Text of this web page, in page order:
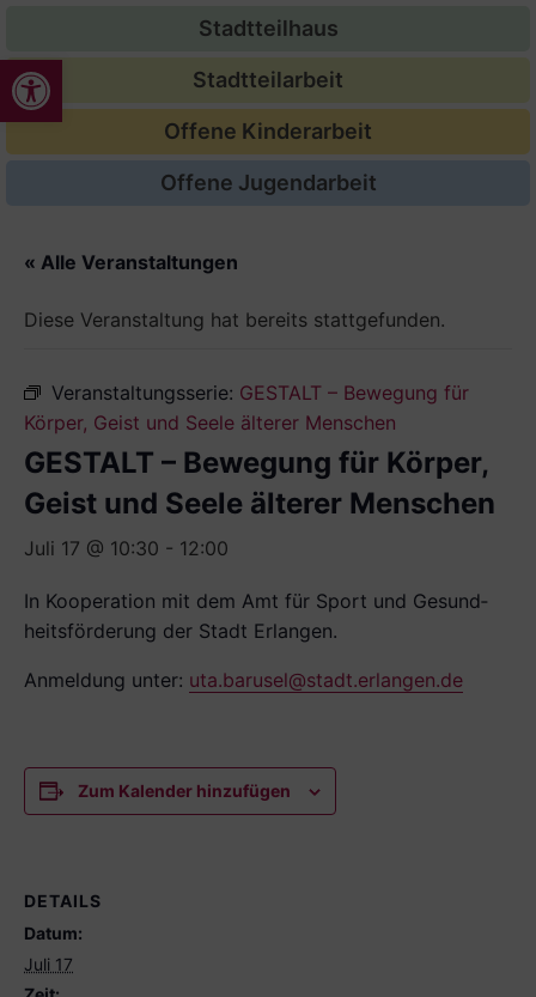
Werkzeugleiste öffnen
Stadtteilhaus
Stadtteilarbeit
Offene Kinderarbeit
Offene Jugendarbeit
« Alle Veranstaltungen
Diese Veranstaltung hat bereits stattgefunden.
Veranstaltungsserie: GESTALT – Bewegung für
Körper, Geist und Seele älterer Menschen
GESTALT – Bewegung für Körper,
Geist und Seele älterer Menschen
Juli 17 @ 10:30 - 12:00
In Kooperation mit dem Amt für Sport und Gesund­
heitsförderung der Stadt Erlangen.
Anmeldung unter: uta.barusel@stadt.erlangen.de
Zum Kalender hinzufügen
DETAILS
Datum:
Juli 17